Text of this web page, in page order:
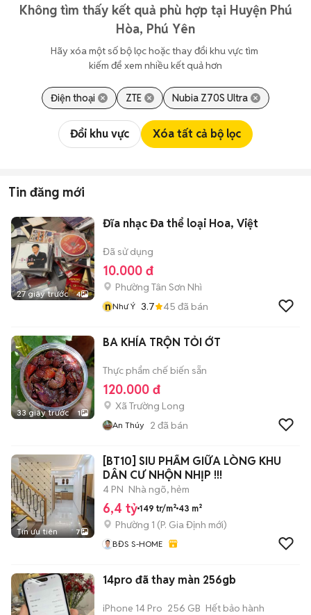
Không tìm thấy kết quả phù hợp tại Huyện Phú
Hòa, Phú Yên
Hãy xóa một số bộ lọc hoặc thay đổi khu vực tìm
kiếm để xem nhiều kết quả hơn
Điện thoại ZTE Nubia Z70S Ultra
Đổi khu vực Xóa tất cả bộ lọc
Tin đăng mới
27 giây trước 4
Đĩa nhạc Đa thể loại Hoa, Việt
Đã sử dụng
10.000 đ
Phường Tân Sơn Nhì
nNhư Ý 3.7 45 đã bán
33 giây trước 1
BA KHÍA TRỘN TỎI ỚT
Thực phẩm chế biến sẵn
120.000 đ
Xã Trường Long
An Thúy 2 đã bán
Tin ưu tiên 7
[BT10] SIU PHẨM GIỮA LÒNG KHU
DÂN CƯ NHỘN NHỊP !!!
4 PN Nhà ngõ, hẻm
6,4 tỷ 149 tr/m² 43 m²
Phường 1 (P. Gia Định mới)
BĐS S-HOME
14pro đã thay màn 256gb
iPhone 14 Pro 256 GB Hết bảo hành